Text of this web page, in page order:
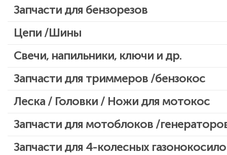
Запчасти для бензорезов
Цепи /Шины
Свечи, напильники, ключи и др.
Запчасти для триммеров /бензокос
Запчасти для Китайских триммеров
Леска / Головки / Ножи для мотокос
Запчасти для мотоблоков /
Запчасти для 4-колесных